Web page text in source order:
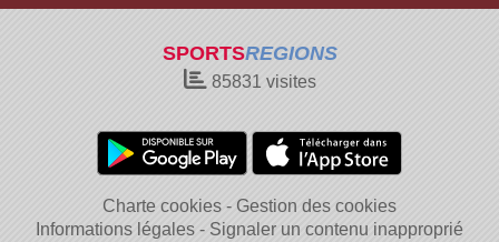
SPORTSREGIONS
85831 visites
Charte cookies
Gestion des cookies
Informations légales
Signaler un contenu inapproprié